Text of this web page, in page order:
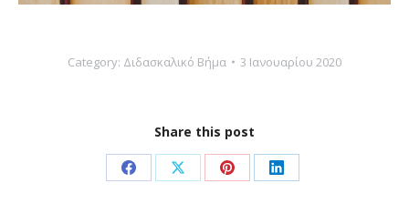
Category: Διδασκαλικό Βήμα 3 Ιανουαρίου 2020
Share this post
Share Share Share Share